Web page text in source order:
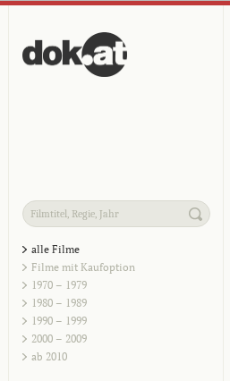
alle Filme
Filme mit Kaufoption
1970 – 1979
1980 – 1989
1990 – 1999
2000 – 2009
ab 2010